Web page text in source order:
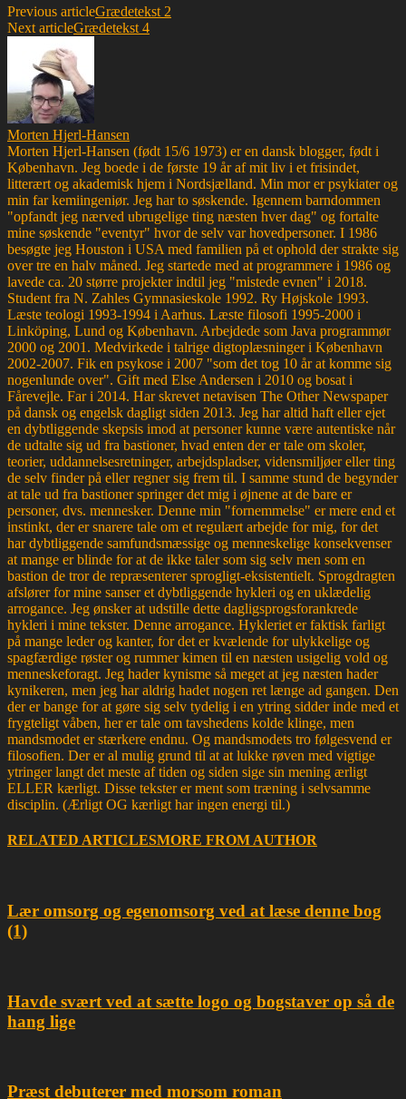
Previous articleGrædetekst 2
Next articleGrædetekst 4
Morten Hjerl-Hansen
Morten Hjerl-Hansen (født 15/6 1973) er en dansk blogger, født i
København. Jeg boede i de første 19 år af mit liv i et frisindet,
litterært og akademisk hjem i Nordsjælland. Min mor er psykiater og
min far kemiingeniør. Jeg har to søskende. Igennem barndommen
"opfandt jeg nærved ubrugelige ting næsten hver dag" og fortalte
mine søskende "eventyr" hvor de selv var hovedpersoner. I 1986
besøgte jeg Houston i USA med familien på et ophold der strakte sig
over tre en halv måned. Jeg startede med at programmere i 1986 og
lavede ca. 20 større projekter indtil jeg "mistede evnen" i 2018.
Student fra N. Zahles Gymnasieskole 1992. Ry Højskole 1993.
Læste teologi 1993-1994 i Aarhus. Læste filosofi 1995-2000 i
Linköping, Lund og København. Arbejdede som Java programmør
2000 og 2001. Medvirkede i talrige digtoplæsninger i København
2002-2007. Fik en psykose i 2007 "som det tog 10 år at komme sig
nogenlunde over". Gift med Else Andersen i 2010 og bosat i
Fårevejle. Far i 2014. Har skrevet netavisen The Other Newspaper
på dansk og engelsk dagligt siden 2013. Jeg har altid haft eller ejet
en dybtliggende skepsis imod at personer kunne være autentiske når
de udtalte sig ud fra bastioner, hvad enten der er tale om skoler,
teorier, uddannelsesretninger, arbejdspladser, vidensmiljøer eller ting
de selv finder på eller regner sig frem til. I samme stund de begynder
at tale ud fra bastioner springer det mig i øjnene at de bare er
personer, dvs. mennesker. Denne min "fornemmelse" er mere end et
instinkt, der er snarere tale om et regulært arbejde for mig, for det
har dybtliggende samfundsmæssige og menneskelige konsekvenser
at mange er blinde for at de ikke taler som sig selv men som en
bastion de tror de repræsenterer sprogligt-eksistentielt. Sprogdragten
afslører for mine sanser et dybtliggende hykleri og en uklædelig
arrogance. Jeg ønsker at udstille dette dagligsprogsforankrede
hykleri i mine tekster. Denne arrogance. Hykleriet er faktisk farligt
på mange leder og kanter, for det er kvælende for ulykkelige og
spagfærdige røster og rummer kimen til en næsten usigelig vold og
menneskeforagt. Jeg hader kynisme så meget at jeg næsten hader
kynikeren, men jeg har aldrig hadet nogen ret længe ad gangen. Den
der er bange for at gøre sig selv tydelig i en ytring sidder inde med et
frygteligt våben, her er tale om tavshedens kolde klinge, men
mandsmodet er stærkere endnu. Og mandsmodets tro følgesvend er
filosofien. Der er al mulig grund til at at lukke røven med vigtige
ytringer langt det meste af tiden og siden sige sin mening ærligt
ELLER kærligt. Disse tekster er ment som træning i selvsamme
disciplin. (Ærligt OG kærligt har ingen energi til.)
RELATED ARTICLESMORE FROM AUTHOR
Lær omsorg og egenomsorg ved at læse denne bog
(1)
Havde svært ved at sætte logo og bogstaver op så de
hang lige
Præst debuterer med morsom roman